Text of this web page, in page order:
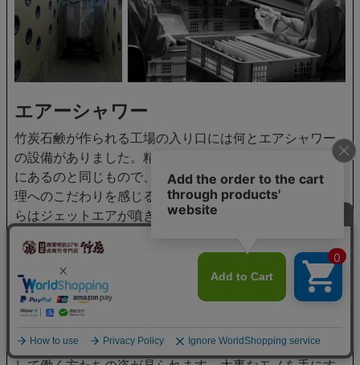
エアーシャワー
竹炭石鹸が作られる工場の入り口には何とエアシャワー
の設備がありました。精密機械工場や食品加工工場など
にあるのと同じもので、地の塩社さんの徹底した衛生管
理へのこだわりを感じるのです。壁に開いた沢山の穴か
らはジェットエアが噴きだしホコリなどを吹き飛ばしま
かない仕組みになっていました。
竹炭石鹸製造現場
した。虎竹の里竹炭石鹸の製造現場ではマスクに手袋を